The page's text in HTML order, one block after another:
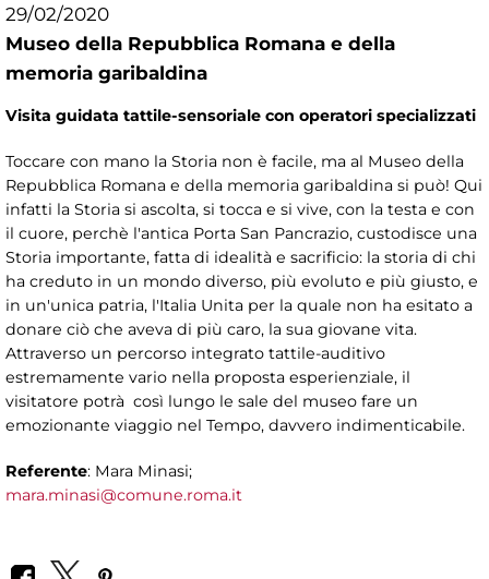
29/02/2020
Museo della Repubblica Romana e della
memoria garibaldina
Visita guidata tattile-sensoriale con operatori specializzati
Toccare con mano la Storia non è facile, ma al Museo della
Repubblica Romana e della memoria garibaldina si può! Qui
infatti la Storia si ascolta, si tocca e si vive, con la testa e con
il cuore, perchè l'antica Porta San Pancrazio, custodisce una
Storia importante, fatta di idealità e sacrificio: la storia di chi
ha creduto in un mondo diverso, più evoluto e più giusto, e
in un'unica patria, l'Italia Unita per la quale non ha esitato a
donare ciò che aveva di più caro, la sua giovane vita.
Attraverso un percorso integrato tattile-auditivo
estremamente vario nella proposta esperienziale, il
visitatore potrà così lungo le sale del museo fare un
emozionante viaggio nel Tempo, davvero indimenticabile.
Referente: Mara Minasi;
mara.minasi@comune.roma.it